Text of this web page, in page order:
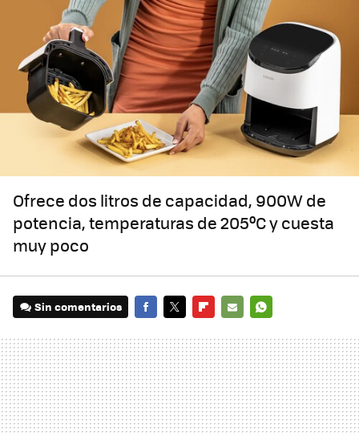
Ofrece dos litros de capacidad, 900W de
potencia, temperaturas de 205ºC y cuesta
muy poco
Sin comentarios
MAIL